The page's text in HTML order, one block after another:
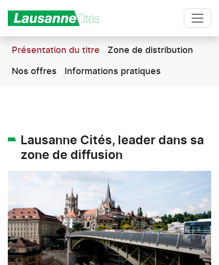
Présentation du titre Zone de distribution
Nos offres Informations pratiques
Lausanne Cités, leader dans sa
zone de diffusion